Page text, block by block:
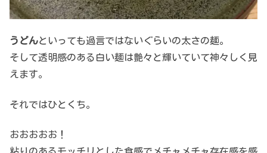
うどんといっても過言ではないぐらいの太さの麺。
そして透明感のある白い麺は艶々と輝いていて神々しく見
えます。
それではひとくち。
おおおおお！